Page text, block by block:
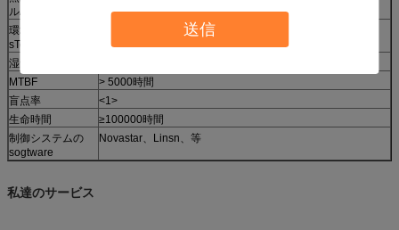
送信
ル/Colorr
環境の
sTemperature
湿気
MTBF
> 5000時間
盲点率
<1>
生命時間
≥100000時間
制御システムの
sogtware
Novastar、Linsn、等
私達のサービス